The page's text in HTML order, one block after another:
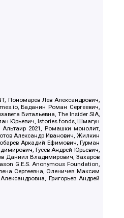
Пономарев Лев Александрович,
Баданин Роман Сергеевич,
Витальевна, The Insider SIA,
Юрьевич, Istories fonds, Шмагун
2021, Ромашки монолит,
Александр Иванович, Жилкин
Аркадий Ефимович, Гурман
Гусев Андрей Юрьевич,
Даниил Владимирович, Захаров
G.E.S. Anonymous Foundation,
Сергеевна, Оленичев Максим
Григорьев Андрей